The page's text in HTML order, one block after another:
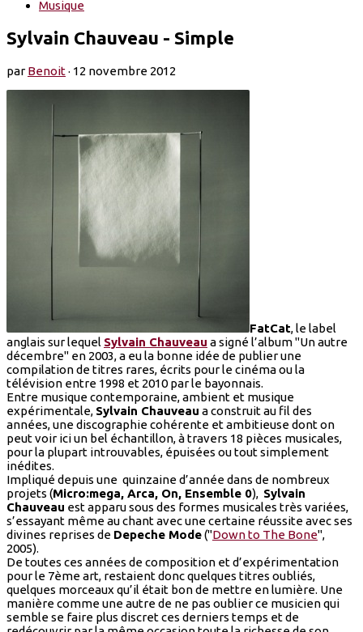
Musique
Sylvain Chauveau - Simple
parBenoit· 12 novembre 2012
FatCat, le label
anglais sur lequel Sylvain Chauveau a signé l’album "Un autre
décembre" en 2003, a eu la bonne idée de publier une
compilation de titres rares, écrits pour le cinéma ou la
télévision entre 1998 et 2010 par le bayonnais.
Entre musique contemporaine, ambient et musique
expérimentale, Sylvain Chauveau a construit au fil des
années, une discographie cohérente et ambitieuse dont on
peut voir ici un bel échantillon, à travers 18 pièces musicales,
pour la plupart introuvables, épuisées ou tout simplement
inédites.
Impliqué depuis une quinzaine d’année dans de nombreux
projets (Micro:mega, Arca, On, Ensemble 0), Sylvain
Chauveau est apparu sous des formes musicales très variées,
s’essayant même au chant avec une certaine réussite avec ses
divines reprises de Depeche Mode("Down to The Bone",
2005).
De toutes ces années de composition et d’expérimentation
pour le 7ème art, restaient donc quelques titres oubliés,
quelques morceaux qu’il était bon de mettre en lumière. Une
manière comme une autre de ne pas oublier ce musicien qui
semble se faire plus discret ces derniers temps et de